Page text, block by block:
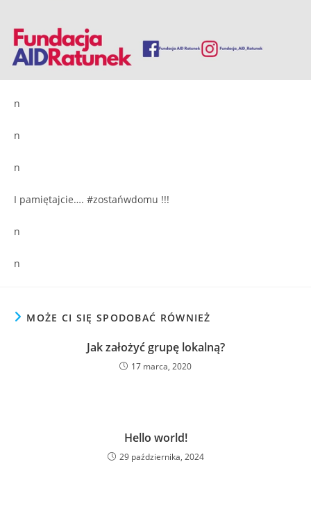
n
n
n
I pamiętajcie…. #zostańwdomu !!!
n
n
MOŻE CI SIĘ SPODOBAĆ RÓWNIEŻ
Jak założyć grupę lokalną?
17 marca, 2020
Hello world!
29 października, 2024